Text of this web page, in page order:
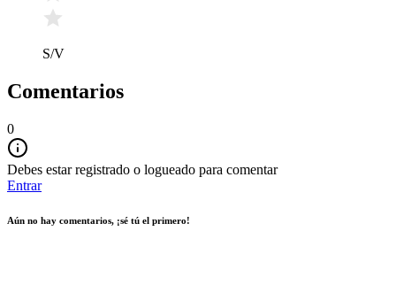
S/V
Comentarios
0
Debes estar registrado o logueado para comentar
Entrar
Aún no hay comentarios, ¡sé tú el primero!